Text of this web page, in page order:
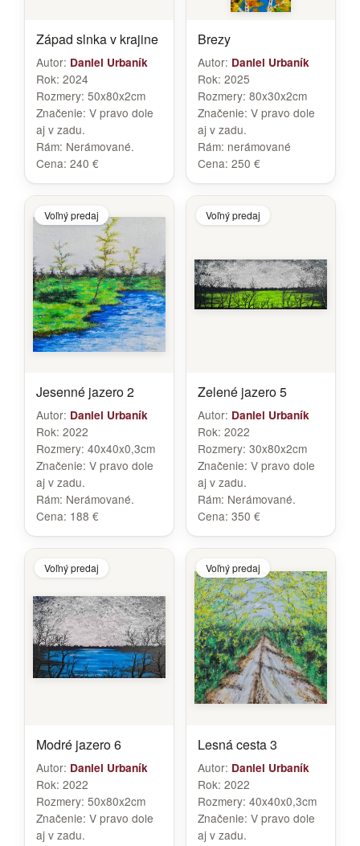
Západ slnka v krajine
Autor: Daniel Urbaník
Rok: 2024
Rozmery: 50x80x2cm
Značenie: V pravo dole
aj v zadu.
Rám: Nerámované.
Cena: 240 €
Brezy
Autor: Daniel Urbaník
Rok: 2025
Rozmery: 80x30x2cm
Značenie: V pravo dole
aj v zadu.
Rám: nerámované
Cena: 250 €
Voľný predaj
Jesenné jazero 2
Autor: Daniel Urbaník
Rok: 2022
Rozmery: 40x40x0,3cm
Značenie: V pravo dole
aj v zadu.
Rám: Nerámované.
Cena: 188 €
Voľný predaj
Zelené jazero 5
Autor: Daniel Urbaník
Rok: 2022
Rozmery: 30x80x2cm
Značenie: V pravo dole
aj v zadu.
Rám: Nerámované.
Cena: 350 €
Voľný predaj
Modré jazero 6
Autor: Daniel Urbaník
Rok: 2022
Rozmery: 50x80x2cm
Značenie: V pravo dole
aj v zadu.
Voľný predaj
Lesná cesta 3
Autor: Daniel Urbaník
Rok: 2022
Rozmery: 40x40x0,3cm
Značenie: V pravo dole
aj v zadu.